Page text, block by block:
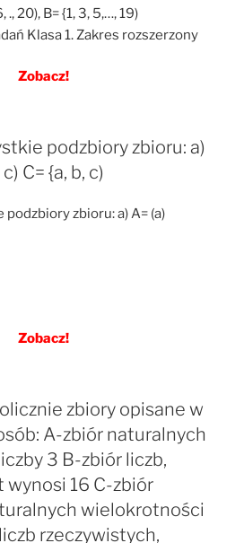
., 20), B= {1, 3, 5,…, 19)
Klasa 1. Zakres rozszerzony
Zobacz!
podzbiory zbioru: a)
C= {a, b, c)
zbioru: a) A= (a)
Zobacz!
zbiory opisane w
A-zbiór naturalnych
3 B-zbiór liczb,
16 C-zbiór
wielokrotności
rzeczywistych,